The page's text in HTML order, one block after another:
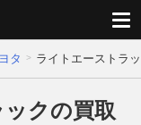
タ ライトエーストラ
クの買取